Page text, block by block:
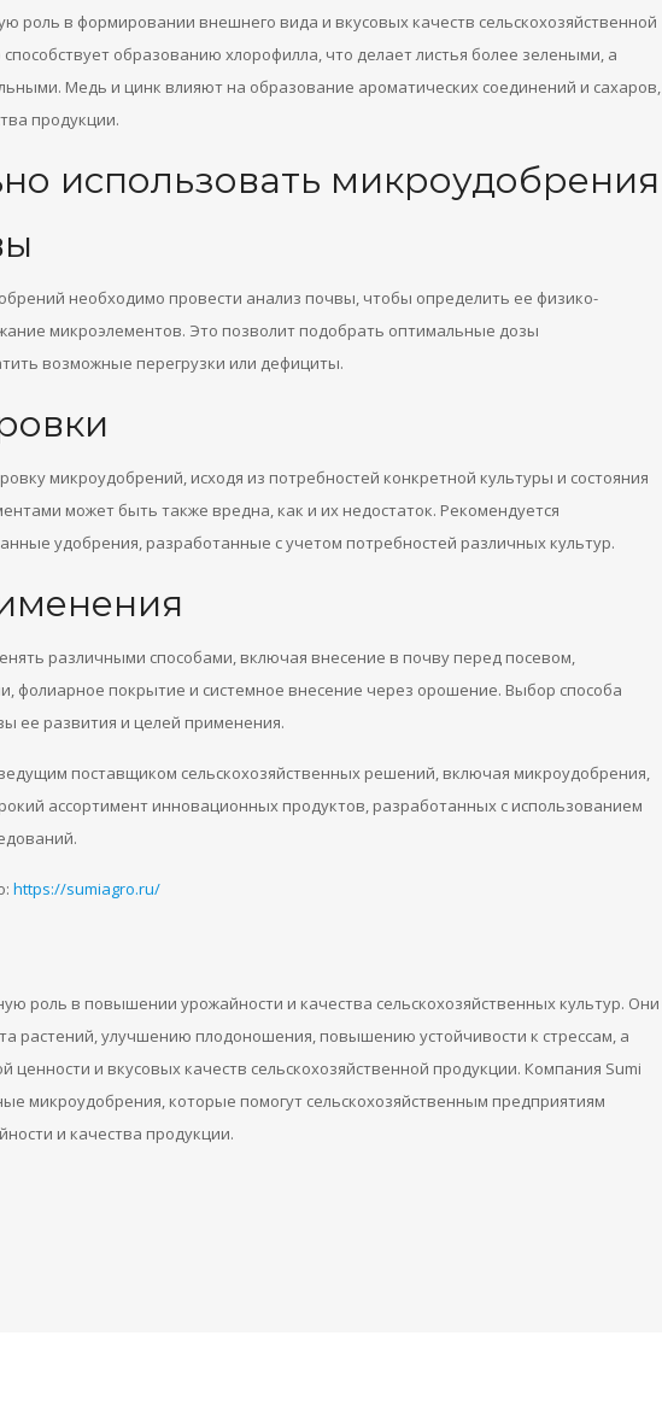
роль в формировании внешнего вида и вкусовых качеств сельскохозяйственной
образованию хлорофилла, что делает листья более зелеными, а
Медь и цинк влияют на образование ароматических соединений и сахаров,
продукции.
использовать микроудобрения
необходимо провести анализ почвы, чтобы определить ее физико-
микроэлементов. Это позволит подобрать оптимальные дозы
возможные перегрузки или дефициты.
микроудобрений, исходя из потребностей конкретной культуры и состояния
может быть также вредна, как и их недостаток. Рекомендуется
удобрения, разработанные с учетом потребностей различных культур.
различными способами, включая внесение в почву перед посевом,
фолиарное покрытие и системное внесение через орошение. Выбор способа
ее развития и целей применения.
поставщиком сельскохозяйственных решений, включая микроудобрения,
ассортимент инновационных продуктов, разработанных с использованием
https://sumiagro.ru/
роль в повышении урожайности и качества сельскохозяйственных культур. Они
растений, улучшению плодоношения, повышению устойчивости к стрессам, а
и вкусовых качеств сельскохозяйственной продукции. Компания Sumi
микроудобрения, которые помогут сельскохозяйственным предприятиям
и качества продукции.